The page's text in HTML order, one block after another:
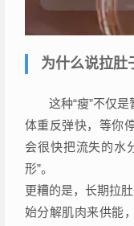
为什么说拉肚
这种“瘦”不仅
体重反弹快，等你
会很快把流失的水
形”。
更糟的是，长期拉
始分解肌肉来供能